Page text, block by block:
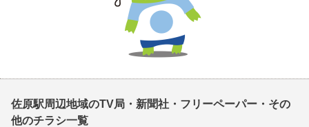
佐原駅周辺地域のTV局・新聞社・フリーペーパー・その
他のチラシ一覧